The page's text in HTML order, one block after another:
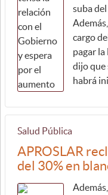
suba
cargo
pagar la
dijo que
habrá
Salud Pública
APROSLAR
del 30% en